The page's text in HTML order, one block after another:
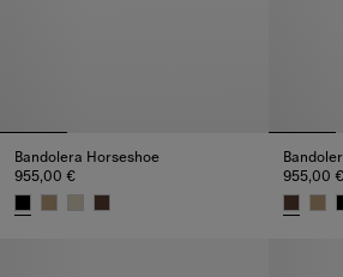
Bandolera Horseshoe
955,00 €
955,00 €